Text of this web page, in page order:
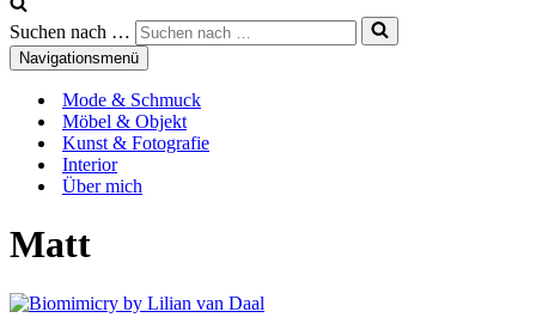
Suchen nach …
Navigationsmenü
Mode & Schmuck
Möbel & Objekt
Kunst & Fotografie
Interior
Über mich
Matt